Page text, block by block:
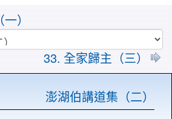
）
33. 全家歸主（三）
澎湖伯講道集（二）